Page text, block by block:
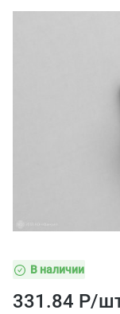
В наличии
331.84 Р/